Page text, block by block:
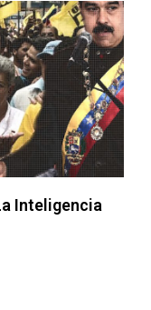
Inteligencia